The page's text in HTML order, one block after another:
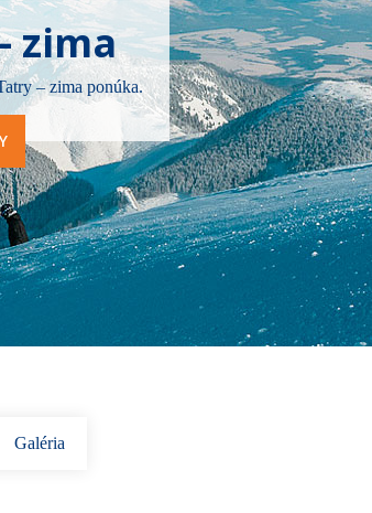
zima
– zima ponúka.
Galéria